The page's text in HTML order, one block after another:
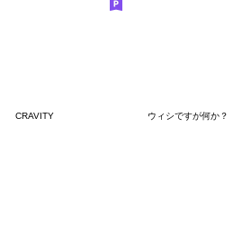
CRAVITY ウィシですが何か？